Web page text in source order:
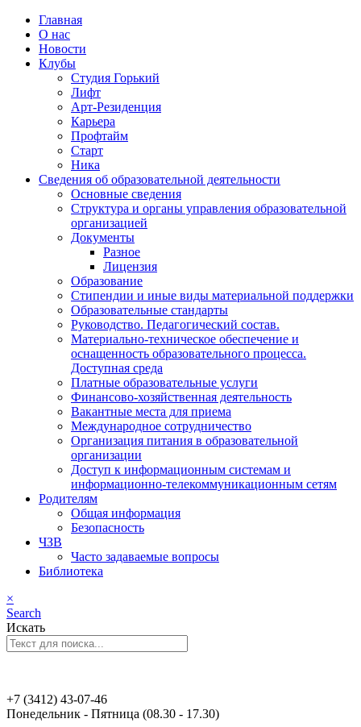
Главная
О нас
Новости
Клубы
Студия Горький
Лифт
Арт-Резиденция
Карьера
Профтайм
Старт
Ника
Сведения об образовательной деятельности
Основные сведения
Структура и органы управления образовательной
организацией
Документы
Разное
Лицензия
Образование
Стипендии и иные виды материальной поддержки
Образовательные стандарты
Руководство. Педагогический состав.
Материально-техническое обеспечение и
оснащенность образовательного процесса.
Доступная среда
Платные образовательные услуги
Финансово-хозяйственная деятельность
Вакантные места для приема
Международное сотрудничество
Организация питания в образовательной
организации
Доступ к информационным системам и
информационно-телекоммуникационным сетям
Родителям
Общая информация
Безопасность
ЧЗВ
Часто задаваемые вопросы
Библиотека
×
Search
Искать
+7 (3412) 43-07-46
Понедельник - Пятница (08.30 - 17.30)